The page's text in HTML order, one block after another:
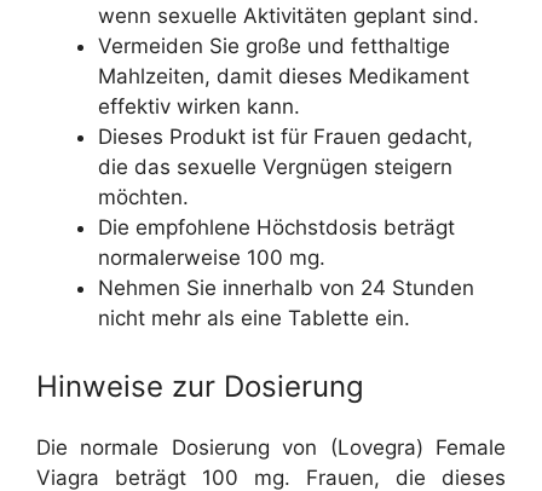
wenn sexuelle Aktivitäten geplant sind.
Vermeiden Sie große und fetthaltige
Mahlzeiten, damit dieses Medikament
effektiv wirken kann.
Dieses Produkt ist für Frauen gedacht,
die das sexuelle Vergnügen steigern
möchten.
Die empfohlene Höchstdosis beträgt
normalerweise 100 mg.
Nehmen Sie innerhalb von 24 Stunden
nicht mehr als eine Tablette ein.
Hinweise zur Dosierung
Die normale Dosierung von (Lovegra) Female
Viagra beträgt 100 mg. Frauen, die dieses